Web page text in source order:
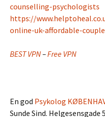
counselling-psychologists
https://
online-uk-affordable-
BEST VPN–Free VPN
En god Psykolog
Sunde Sind. Helgesensgade